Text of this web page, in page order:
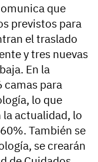
que
previstos para
el traslado
y tres nuevas
En la
para
lo que
la actualidad, lo
También se
se crearán